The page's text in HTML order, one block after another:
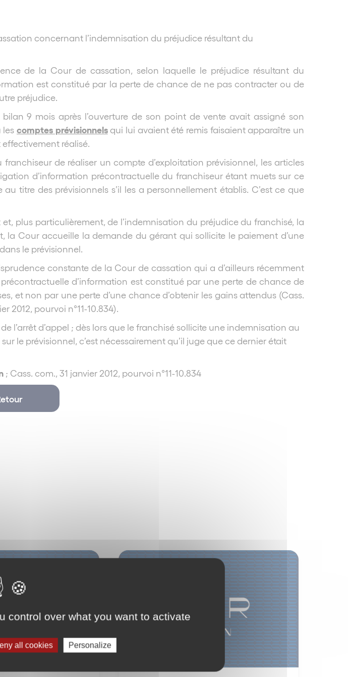
concernant l’indemnisation du préjudice résultant du
de la Cour de cassation, selon laquelle le préjudice résultant du
est constitué par la perte de chance de ne pas contracter ou de
préjudice.
9 mois après l’ouverture de son point de vente avait assigné son
les comptes prévisionnelsqui lui avaient été remis faisaient apparaître un
effectivement réalisé.
de réaliser un compte d’exploitation prévisionnel, les articles
d’information précontractuelle du franchiseur étant muets sur ce
titre des prévisionnels s’il les a personnellement établis. C’est ce que
plus particulièrement, de l’indemnisation du préjudice du franchisé, la
la Cour accueille la demande du gérant qui sollicite le paiement d’une
le prévisionnel.
constante de la Cour de cassation qui a d’ailleurs récemment
d’information est constitué par une perte de chance de
et non par une perte d’une chance d’obtenir les gains attendus (Cass.
2012, pourvoi n°11-10.834).
l’arrêt d’appel ; dès lors que le franchisé sollicite une indemnisation au
le prévisionnel, c’est nécessairement qu’il juge que ce dernier était
; Cass. com., 31 janvier 2012, pourvoi n°11-10.834
control over what you want to activate
all cookies Personalize